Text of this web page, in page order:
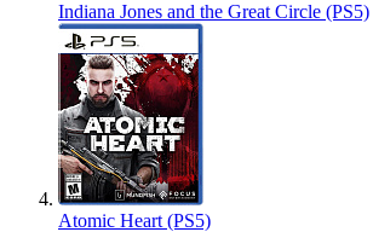
Indiana Jones and the Great Circle (PS5)
Atomic Heart (PS5)